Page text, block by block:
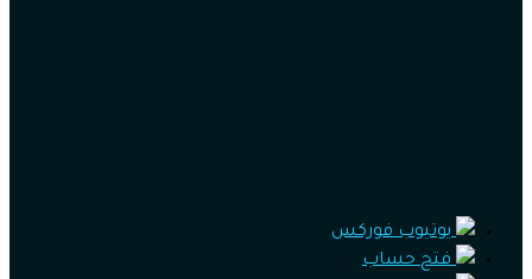
يوتيوب فوركس
فتح حساب